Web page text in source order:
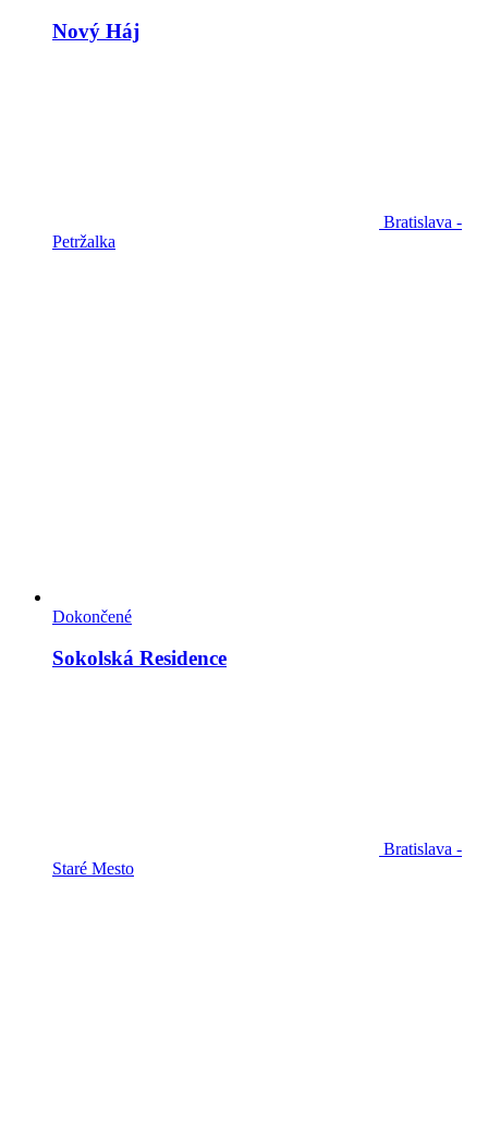
Nový Háj
Bratislava -
Petržalka
Dokončené
Sokolská Residence
Bratislava -
Staré Mesto